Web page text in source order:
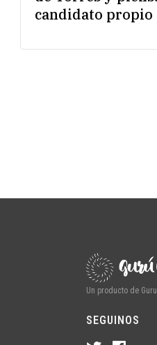
candidato propio
Un producto de
SEGUINOS